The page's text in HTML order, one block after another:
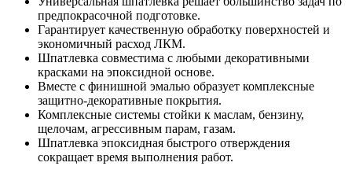
предпокрасочной подготовке.
Гарантирует качественную обработку поверхностей и
экономичный расход ЛКМ.
Шпатлевка совместима с любыми декоративными
красками на эпоксидной основе.
Вместе с финишной эмалью образует комплексные
защитно-декоративные покрытия.
Комплексные системы стойки к маслам, бензину,
щелочам, агрессивным парам, газам.
Шпатлевка эпоксидная быстрого отверждения
сокращает время выполнения работ.